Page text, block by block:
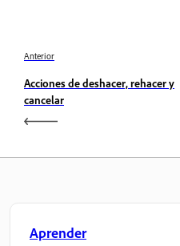
Anterior
Acciones de deshacer, rehacer y
cancelar
Aprender